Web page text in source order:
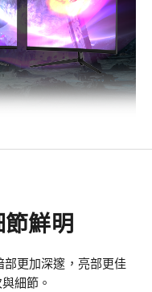
鮮明
更加深邃，亮部更佳
細節。